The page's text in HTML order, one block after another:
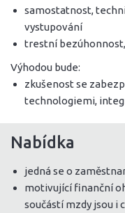
samostatnost,
vystupování
trestní
Výhodou bude:
zkušenost se
technologiemi,
Nabídka
jedná se o
motivující finanční
součástí mzdy jsou i